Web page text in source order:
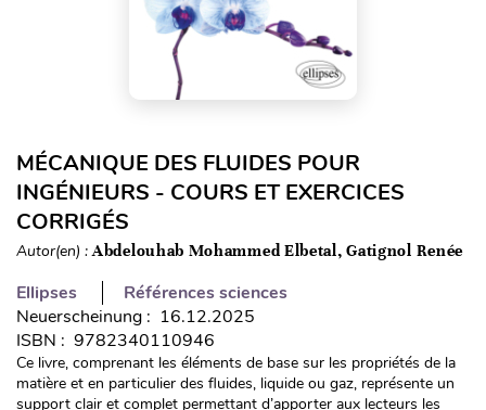
MÉCANIQUE DES FLUIDES POUR
INGÉNIEURS - COURS ET EXERCICES
CORRIGÉS
Autor(en) :Abdelouhab Mohammed Elbetal, Gatignol Renée
Ellipses
Références sciences
Neuerscheinung : 16.12.2025
ISBN : 9782340110946
Ce livre, comprenant les éléments de base sur les propriétés de la
matière et en particulier des fluides, liquide ou gaz, représente un
support clair et complet permettant d’apporter aux lecteurs les